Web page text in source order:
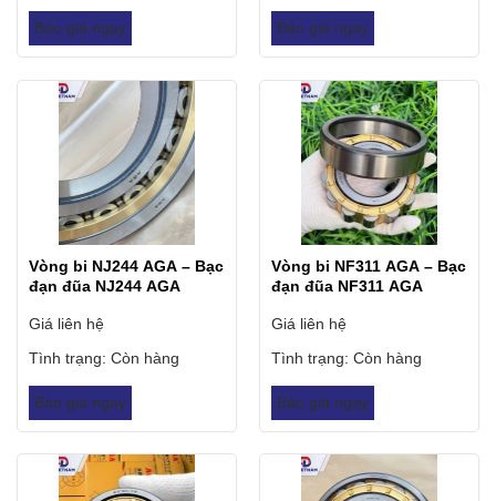
Báo giá ngay Báo giá ngay
Vòng bi NJ244 AGA – Bạc
đạn đũa NJ244 AGA
Giá liên hệ
Tình trạng: Còn hàng
Báo giá ngay
Vòng bi NF311 AGA – Bạc
đạn đũa NF311 AGA
Giá liên hệ
Tình trạng: Còn hàng
Báo giá ngay